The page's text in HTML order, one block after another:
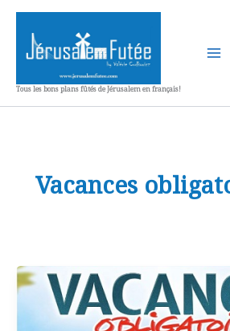
Aller
contenu
Tous les bons plans fûtés de Jérusalem en français!
Vacances